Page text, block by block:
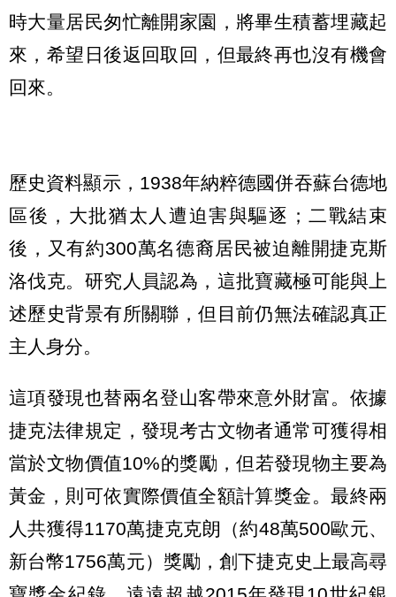
時大量居民匆忙離開家園，將畢生積蓄埋藏起
來，希望日後返回取回，但最終再也沒有機會
回來。
歷史資料顯示，1938年納粹德國併吞蘇台德地
區後，大批猶太人遭迫害與驅逐；二戰結束
後，又有約300萬名德裔居民被迫離開捷克斯
洛伐克。研究人員認為，這批寶藏極可能與上
述歷史背景有所關聯，但目前仍無法確認真正
主人身分。
這項發現也替兩名登山客帶來意外財富。依據
捷克法律規定，發現考古文物者通常可獲得相
當於文物價值10%的獎勵，但若發現物主要為
黃金，則可依實際價值全額計算獎金。最終兩
人共獲得1170萬捷克克朗（約48萬500歐元、
新台幣1756萬元）獎勵，創下捷克史上最高尋